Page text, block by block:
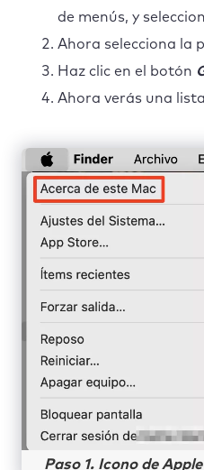
de menús, y
Ahora selecciona la
Haz clic en el botón
Ahora verás una
Paso 1. Icono de